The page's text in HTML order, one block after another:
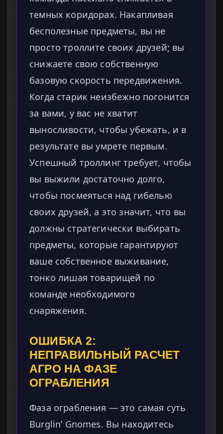
темных коридорах. Накапливая
бесполезные предметы, вы не
просто троллите своих друзей; вы
снижаете свою собственную
базовую скорость передвижения.
Когда старик неизбежно погонится
за вами, у вас не хватит
выносливости, чтобы убежать, и в
результате вы умрете первым.
Успешный троллинг требует, чтобы
вы выжили достаточно долго,
чтобы посмеяться над гибелью
своих друзей, а это значит, что вы
должны стратегически выбирать
предметы, которые гарантируют
ваше собственное выживание,
тонко лишая товарищей по
команде необходимого
снаряжения.
ОШИБКА 2:
НЕПРАВИЛЬНЫЙ РАСЧЕТ
АГРО НА ФАЗЕ
ОГРАБЛЕНИЯ
Фаза ограбления — это самая суть
Burglin’ Gnomes. Вы находитесь